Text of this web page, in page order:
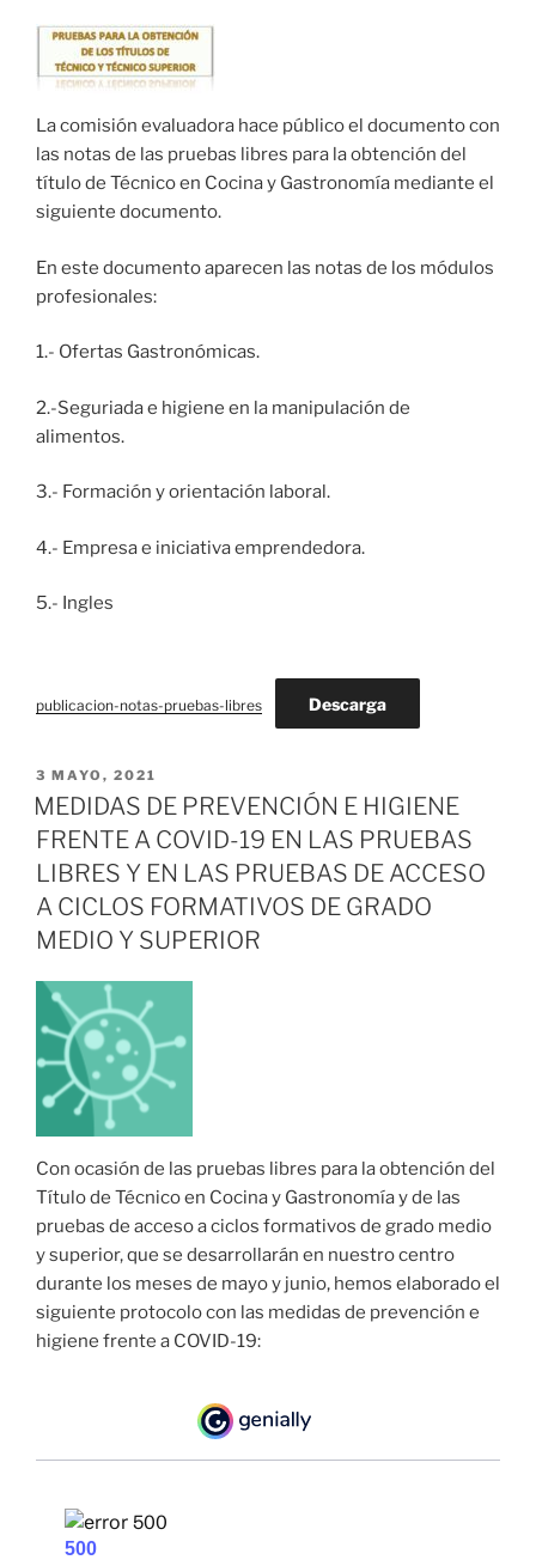
La comisión evaluadora hace público el documento con
las notas de las pruebas libres para la obtención del
título de Técnico en Cocina y Gastronomía mediante el
siguiente documento.
En este documento aparecen las notas de los módulos
profesionales:
1.- Ofertas Gastronómicas.
2.-Seguriada e higiene en la manipulación de
alimentos.
3.- Formación y orientación laboral.
4.- Empresa e iniciativa emprendedora.
5.- Ingles
publicacion-notas-pruebas-libres Descarga
PUBLICADO
EL
3 MAYO, 2021
MEDIDAS DE PREVENCIÓN E HIGIENE
FRENTE A COVID-19 EN LAS PRUEBAS
LIBRES Y EN LAS PRUEBAS DE ACCESO
A CICLOS FORMATIVOS DE GRADO
MEDIO Y SUPERIOR
Con ocasión de las pruebas libres para la obtención del
Título de Técnico en Cocina y Gastronomía y de las
pruebas de acceso a ciclos formativos de grado medio
y superior, que se desarrollarán en nuestro centro
durante los meses de mayo y junio, hemos elaborado el
siguiente protocolo con las medidas de prevención e
higiene frente a COVID-19: